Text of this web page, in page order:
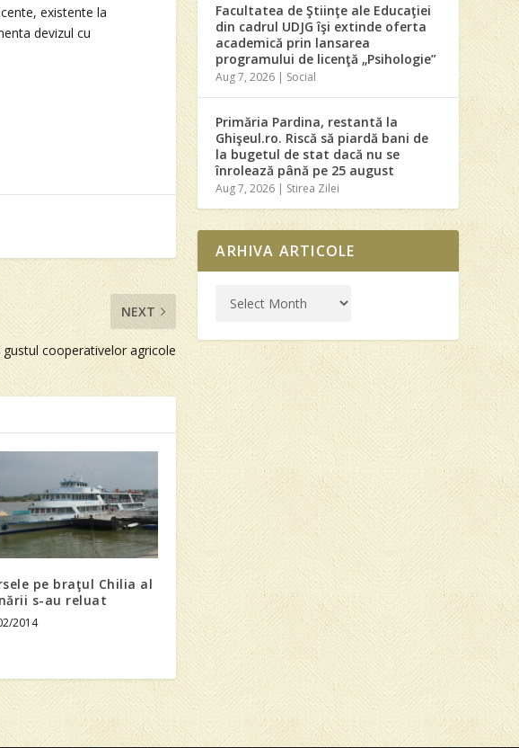
existente la
devizul cu
NEXT
cooperativelor agricole
pe braţul Chilia al
s-au reluat
2014
Facultatea de Ştiinţe ale Educaţiei
din cadrul UDJG îşi extinde oferta
academică prin lansarea
programului de licenţă „Psihologie”
Aug 7, 2026 | Social
Primăria Pardina, restantă la
Ghişeul.ro. Riscă să piardă bani de
la bugetul de stat dacă nu se
înrolează până pe 25 august
Aug 7, 2026 | Stirea Zilei
ARHIVA ARTICOLE